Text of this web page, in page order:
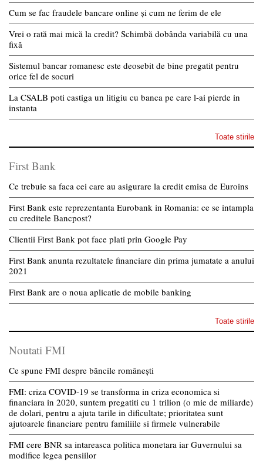
Cum se fac fraudele bancare online și cum ne ferim de ele
Vrei o rată mai mică la credit? Schimbă dobânda variabilă cu una
fixă
Sistemul bancar romanesc este deosebit de bine pregatit pentru
orice fel de socuri
La CSALB poti castiga un litigiu cu banca pe care l-ai pierde in
instanta
Toate stirile
First Bank
Ce trebuie sa faca cei care au asigurare la credit emisa de Euroins
First Bank este reprezentanta Eurobank in Romania: ce se intampla
cu creditele Bancpost?
Clientii First Bank pot face plati prin Google Pay
First Bank anunta rezultatele financiare din prima jumatate a anului
2021
First Bank are o noua aplicatie de mobile banking
Toate stirile
Noutati FMI
Ce spune FMI despre băncile românești
FMI: criza COVID-19 se transforma in criza economica si
financiara in 2020, suntem pregatiti cu 1 trilion (o mie de miliarde)
de dolari, pentru a ajuta tarile in dificultate; prioritatea sunt
ajutoarele financiare pentru familiile si firmele vulnerabile
FMI cere BNR sa intareasca politica monetara iar Guvernului sa
modifice legea pensiilor